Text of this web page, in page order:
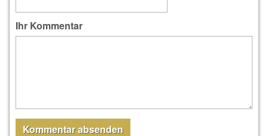
Ihr Kommentar